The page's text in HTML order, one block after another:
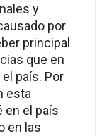
y
por
principal
que en
país. Por
esta
en el país
en las